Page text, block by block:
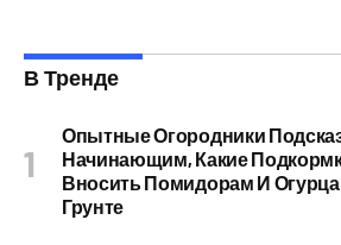
В Тренде
Опытные Огородники
Начинающим, Какие
Вносить Помидорам И
Грунте